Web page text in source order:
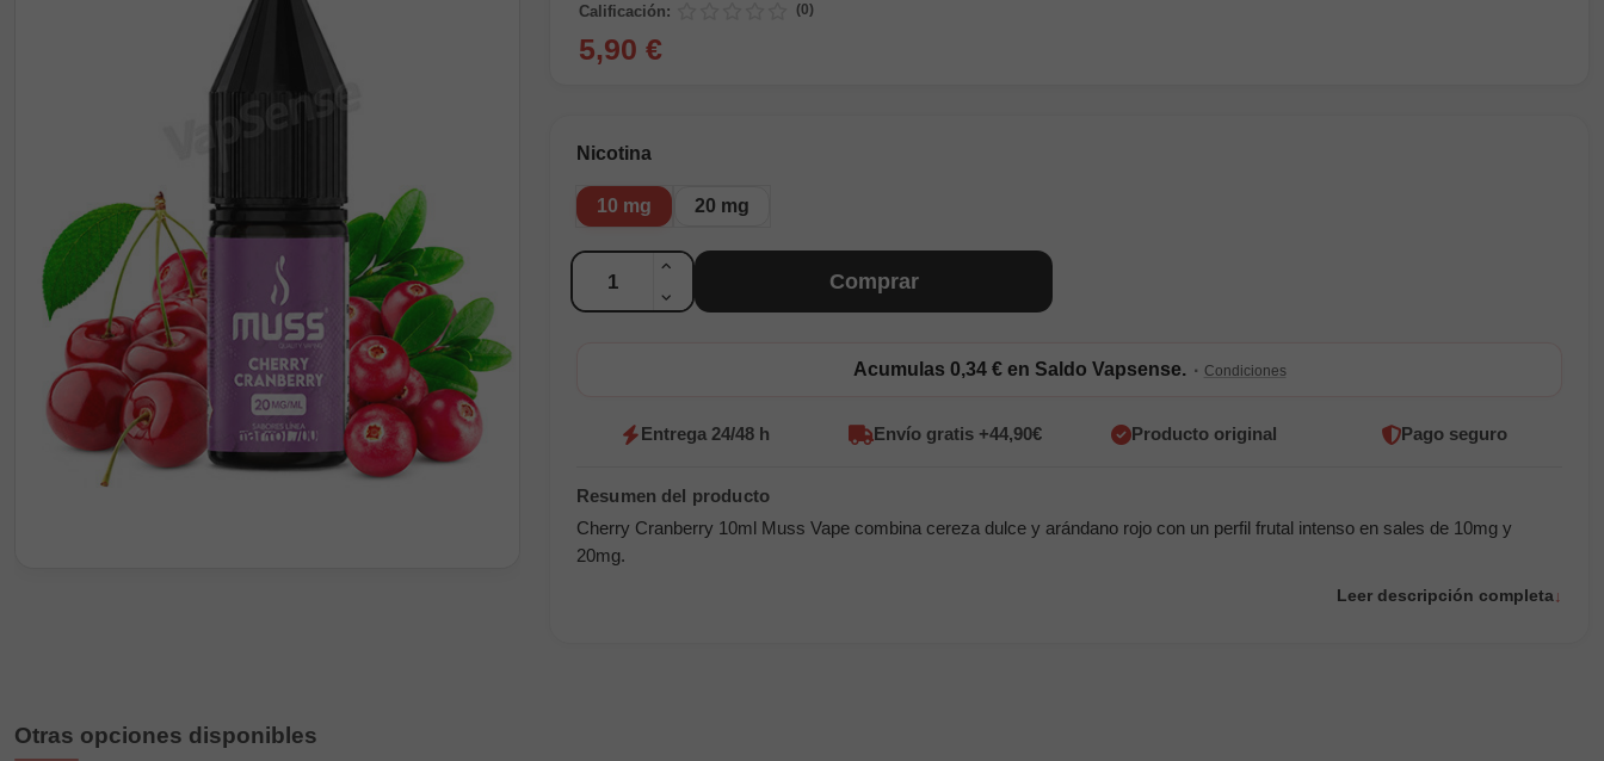
Calificación: (0)
5,90 €
Nicotina
10 mg 20 mg
Cantidad
Comprar
Acumulas 0,34 € en Saldo Vapsense. · Condiciones
Entrega 24/48 h Envío gratis +44,90€ Producto original Pago seguro
Cherry Cranberry 10ml Muss Vape combina cereza dulce y arándano rojo con un perfil frutal intenso en sales de 10mg y
20mg.
Leer descripción completa
Otras opciones disponibles